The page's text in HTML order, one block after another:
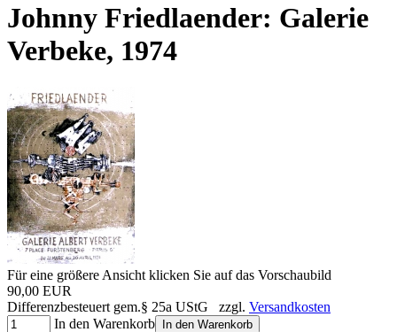
Johnny Friedlaender: Galerie
Verbeke, 1974
Für eine größere Ansicht klicken Sie auf das Vorschaubild
90,00 EUR
Differenzbesteuert gem.§ 25a UStG zzgl. Versandkosten
In den Warenkorb
In den Warenkorb